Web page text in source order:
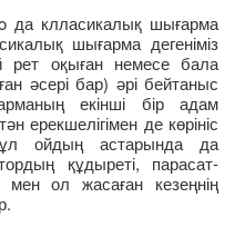
да клласикалық шығарма
шығарма дегеніміз
рет оқыған немесе бала
әсері бар) әрі бейтаныс
екінші бір адам
ерекшелігімен де көрініс
ойдың астарында да
құдыреті, парасат-
мен ол жасаған кезеңнің